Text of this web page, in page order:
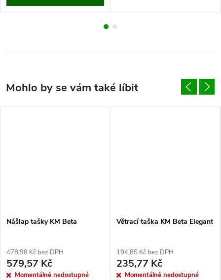
Nášlap tašky KM Beta
478,98 Kč bez DPH
579,57 Kč
Momentálně nedostupné
Větrací taška KM Beta Elegant
194,85 Kč bez DPH
235,77 Kč
Momentálně nedostupné